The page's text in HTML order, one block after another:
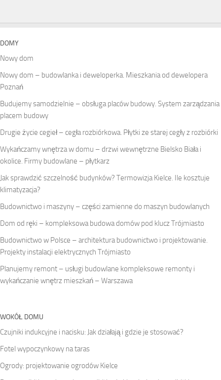
DOMY
Nowy dom
Nowy dom – budowlanka i deweloperka. Mieszkania od dewelopera
Poznań
Budujemy samodzielnie – obsługa placów budowy. System zarządzania
placem budowy
Drugie życie cegieł – cegła rozbiórkowa. Płytki ze starej cegły z rozbiórki
Wykańczamy wnętrza w domu – drzwi wewnętrzne Bielsko Biała i
okolice. Firmy budowlane – płytkarz
Jak sprawdzić szczelność budynków? Termowizja Kielce. Ile kosztuje
klimatyzacja?
Budownictwo i maszyny – części zamienne do maszyn budowlanych
Dom od ręki – kompleksowa budowa domów pod klucz Trójmiasto
Budownictwo w Polsce – architektura budownictwo i projektowanie.
Projekty instalacji elektrycznych Trójmiasto
Planujemy remont – usługi budowlane kompleksowe remonty i
wykańczanie wnętrz mieszkań – Warszawa
WOKÓŁ DOMU
Czujniki indukcyjne i nacisku: Jak działają i gdzie je stosować?
Fotel wypoczynkowy na taras
Ogrody: projektowanie ogrodów Kielce